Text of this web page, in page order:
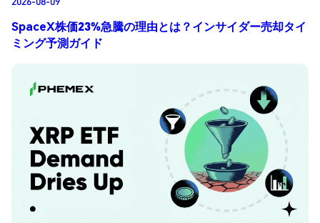
SpaceX株価23%急騰の理由とは？インサイダー売却タイ
ミング予測ガイド